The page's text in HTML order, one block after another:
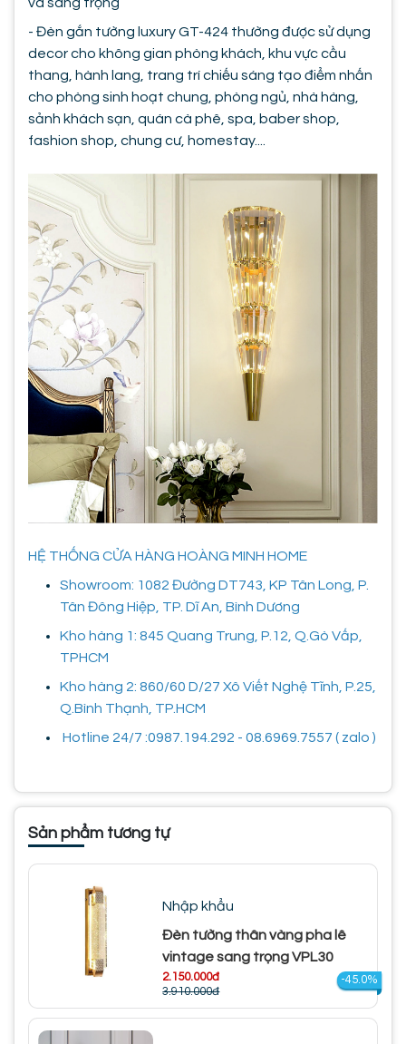
- Đèn gắn tường luxury GT-424 thường được sử dụng
decor cho không gian phòng khách, khu vực cầu
thang, hành lang, trang trí chiếu sáng tạo điểm nhấn
cho phòng sinh hoạt chung, phòng ngủ, nhà hàng,
sảnh khách sạn, quán cà phê, spa, baber shop,
fashion shop, chung cư, homestay....
HỆ THỐNG CỬA HÀNG HOÀNG MINH HOME
Showroom: 1082 Đường DT743, KP Tân Long, P.
Tân Đông Hiệp, TP. Dĩ An, Bình Dương
Kho hàng 1: 845 Quang Trung, P.12, Q.Gò Vấp,
TPHCM
Kho hàng 2: 860/60 D/27 Xô Viết Nghệ Tĩnh, P.25,
Q.Bình Thạnh, TP.HCM
Hotline 24/7 :0987.194.292 - 08.6969.7557 ( zalo )
Sản phẩm tương tự
Nhập khẩu
Đèn tường thân vàng pha lê
vintage sang trọng VPL30
2.150.000đ
3.910.000đ
-45.0%